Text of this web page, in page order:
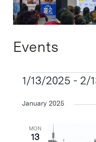
Events
Events
1/13/2025 - 2/
date.
January 2025
MON
13